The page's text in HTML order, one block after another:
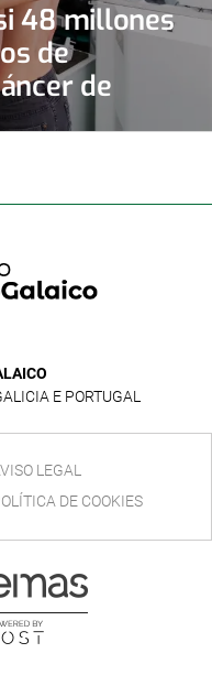
48 millones
de
de
E PORTUGAL
LEGAL
DE COOKIES